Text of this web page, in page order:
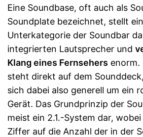
Eine Soundbase, oft auch als
Soundplate bezeichnet, stellt
Unterkategorie der Soundbar
integrierten Lautsprecher und
Klang eines Fernsehers enorm.
steht direkt auf dem
sich dabei also generell um ein
Gerät. Das Grundprinzip der
meist ein 2.1.-System dar,
Ziffer auf die Anzahl der in der